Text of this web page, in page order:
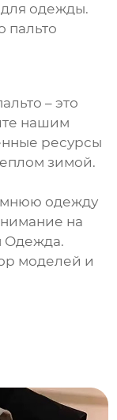
одежды.
пальто
– это
нашим
ресурсы
зимой.
одежду
на
Одежда.
моделей и